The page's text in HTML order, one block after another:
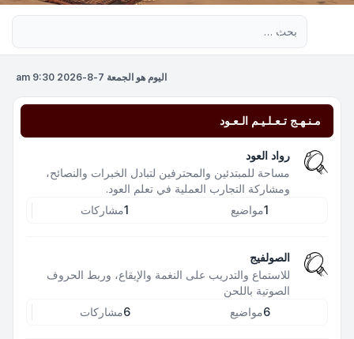
اليوم هو الجمعة 7-8-2026 9:30 am
مـنـهـج تـعـلـيـم الـعـود
رواد العود
مساحة للمبتدئين والمحترفين لتبادل الخبرات والنصائح،
ومشاركة التجارب العملية في تعلم العود.
1مواضيع 1مشاركات
الصولفيج
للاستماع والتدريب على النغمة والإيقاع، وربط الحروف
الصوتية باللحن
6مواضيع 6مشاركات